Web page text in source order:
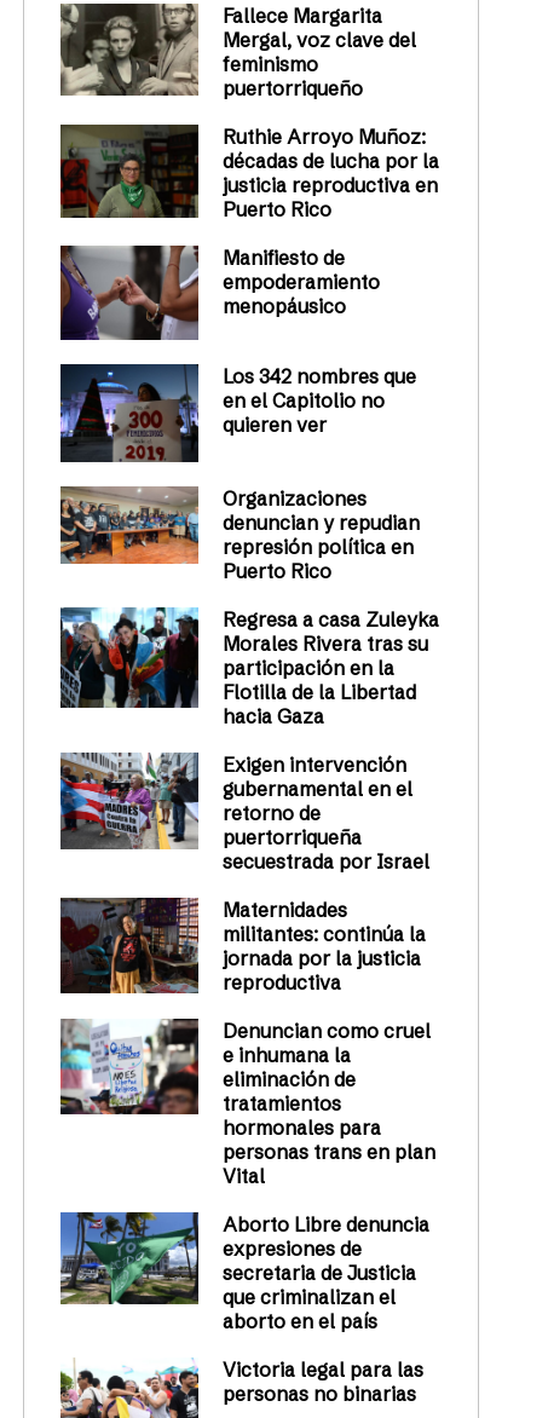
Fallece Margarita
Mergal, voz clave del
feminismo
puertorriqueño
Ruthie Arroyo Muñoz:
décadas de lucha por la
justicia reproductiva en
Puerto Rico
Manifiesto de
empoderamiento
menopáusico
Los 342 nombres que
en el Capitolio no
quieren ver
Organizaciones
denuncian y repudian
represión política en
Puerto Rico
Regresa a casa Zuleyka
Morales Rivera tras su
participación en la
Flotilla de la Libertad
hacia Gaza
Exigen intervención
gubernamental en el
retorno de
puertorriqueña
secuestrada por Israel
Maternidades
militantes: continúa la
jornada por la justicia
reproductiva
Denuncian como cruel
e inhumana la
eliminación de
tratamientos
hormonales para
personas trans en plan
Vital
Aborto Libre denuncia
expresiones de
secretaria de Justicia
que criminalizan el
aborto en el país
Victoria legal para las
personas no binarias